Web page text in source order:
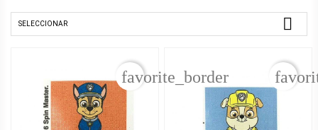
arrow_right
SELECCIONAR 
favorite_border